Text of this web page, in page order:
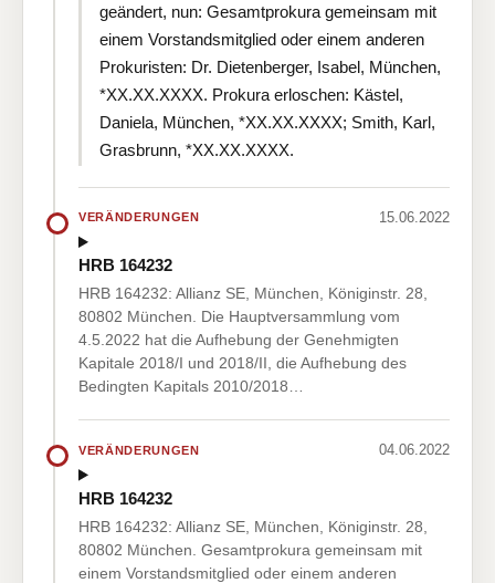
geändert, nun: Gesamtprokura gemeinsam mit
einem Vorstandsmitglied oder einem anderen
Prokuristen: Dr. Dietenberger, Isabel, München,
*XX.XX.XXXX. Prokura erloschen: Kästel,
Daniela, München, *XX.XX.XXXX; Smith, Karl,
Grasbrunn, *XX.XX.XXXX.
VERÄNDERUNGEN 15.06.2022
HRB 164232
HRB 164232: Allianz SE, München, Königinstr. 28,
80802 München. Die Hauptversammlung vom
4.5.2022 hat die Aufhebung der Genehmigten
Kapitale 2018/I und 2018/II, die Aufhebung des
Bedingten Kapitals 2010/2018…
VERÄNDERUNGEN 04.06.2022
HRB 164232
HRB 164232: Allianz SE, München, Königinstr. 28,
80802 München. Gesamtprokura gemeinsam mit
einem Vorstandsmitglied oder einem anderen